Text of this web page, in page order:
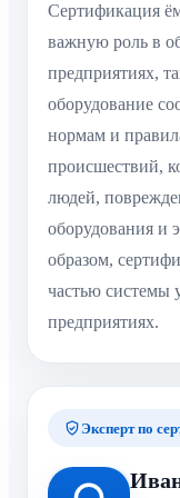
Сертификация
важную роль в
предприятиях,
оборудование
нормам и
происшествий,
людей,
оборудования и
образом,
частью системы
предприятиях.
Эксперт по